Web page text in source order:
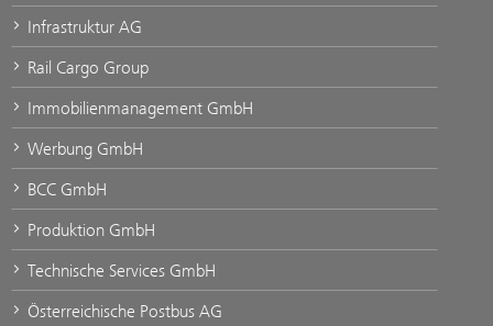
Infrastruktur AG
Rail Cargo Group
Immobilienmanagement GmbH
Werbung GmbH
BCC GmbH
Produktion GmbH
Technische Services GmbH
Österreichische Postbus AG